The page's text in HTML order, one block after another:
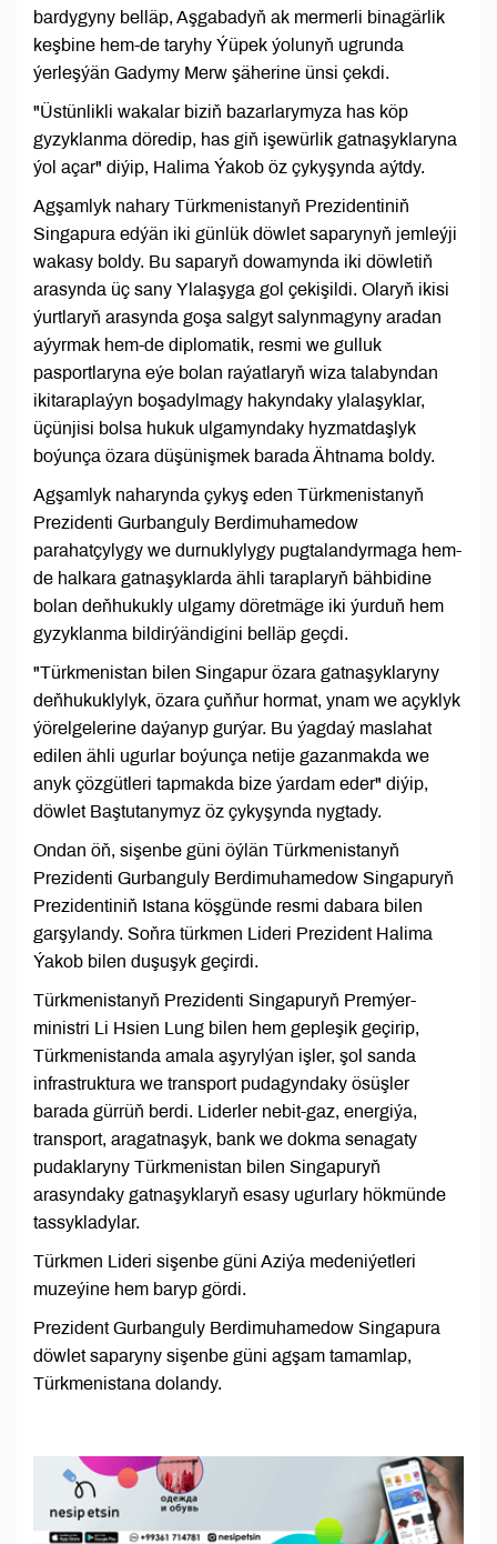
bardygyny belläp, Aşgabadyň ak mermerli binagärlik
keşbine hem-de taryhy Ýüpek ýolunyň ugrunda
ýerleşýän Gadymy Merw şäherine ünsi çekdi.
"Üstünlikli wakalar biziň bazarlarymyza has köp
gyzyklanma döredip, has giň işewürlik gatnaşyklaryna
ýol açar" diýip, Halima Ýakob öz çykyşynda aýtdy.
Agşamlyk nahary Türkmenistanyň Prezidentiniň
Singapura edýän iki günlük döwlet saparynyň jemleýji
wakasy boldy. Bu saparyň dowamynda iki döwletiň
arasynda üç sany Ylalaşyga gol çekişildi. Olaryň ikisi
ýurtlaryň arasynda goşa salgyt salynmagyny aradan
aýyrmak hem-de diplomatik, resmi we gulluk
pasportlaryna eýe bolan raýatlaryň wiza talabyndan
ikitaraplaýyn boşadylmagy hakyndaky ylalaşyklar,
üçünjisi bolsa hukuk ulgamyndaky hyzmatdaşlyk
boýunça özara düşünişmek barada Ähtnama boldy.
Agşamlyk naharynda çykyş eden Türkmenistanyň
Prezidenti Gurbanguly Berdimuhamedow
parahatçylygy we durnuklylygy pugtalandyrmaga hem-
de halkara gatnaşyklarda ähli taraplaryň bähbidine
bolan deňhukukly ulgamy döretmäge iki ýurduň hem
gyzyklanma bildirýändigini belläp geçdi.
"Türkmenistan bilen Singapur özara gatnaşyklaryny
deňhukuklylyk, özara çuňňur hormat, ynam we açyklyk
ýörelgelerine daýanyp gurýar. Bu ýagdaý maslahat
edilen ähli ugurlar boýunça netije gazanmakda we
anyk çözgütleri tapmakda bize ýardam eder" diýip,
döwlet Baştutanymyz öz çykyşynda nygtady.
Ondan öň, sişenbe güni öýlän Türkmenistanyň
Prezidenti Gurbanguly Berdimuhamedow Singapuryň
Prezidentiniň Istana köşgünde resmi dabara bilen
garşylandy. Soňra türkmen Lideri Prezident Halima
Ýakob bilen duşuşyk geçirdi.
Türkmenistanyň Prezidenti Singapuryň Premýer-
ministri Li Hsien Lung bilen hem gepleşik geçirip,
Türkmenistanda amala aşyrylýan işler, şol sanda
infrastruktura we transport pudagyndaky ösüşler
barada gürrüň berdi. Liderler nebit-gaz, energiýa,
transport, aragatnaşyk, bank we dokma senagaty
pudaklaryny Türkmenistan bilen Singapuryň
arasyndaky gatnaşyklaryň esasy ugurlary hökmünde
tassykladylar.
Türkmen Lideri sişenbe güni Aziýa medeniýetleri
muzeýine hem baryp gördi.
Prezident Gurbanguly Berdimuhamedow Singapura
döwlet saparyny sişenbe güni agşam tamamlap,
Türkmenistana dolandy.